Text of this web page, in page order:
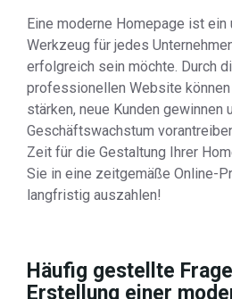
Eine moderne Homepage ist ein
Werkzeug für jedes
erfolgreich sein möchte. Durch
professionellen Website
stärken, neue Kunden gewinnen
Geschäftswachstum
Zeit für die Gestaltung Ihrer
Sie in eine zeitgemäße Online-
langfristig auszahlen!
Häufig gestellte
Erstellung einer